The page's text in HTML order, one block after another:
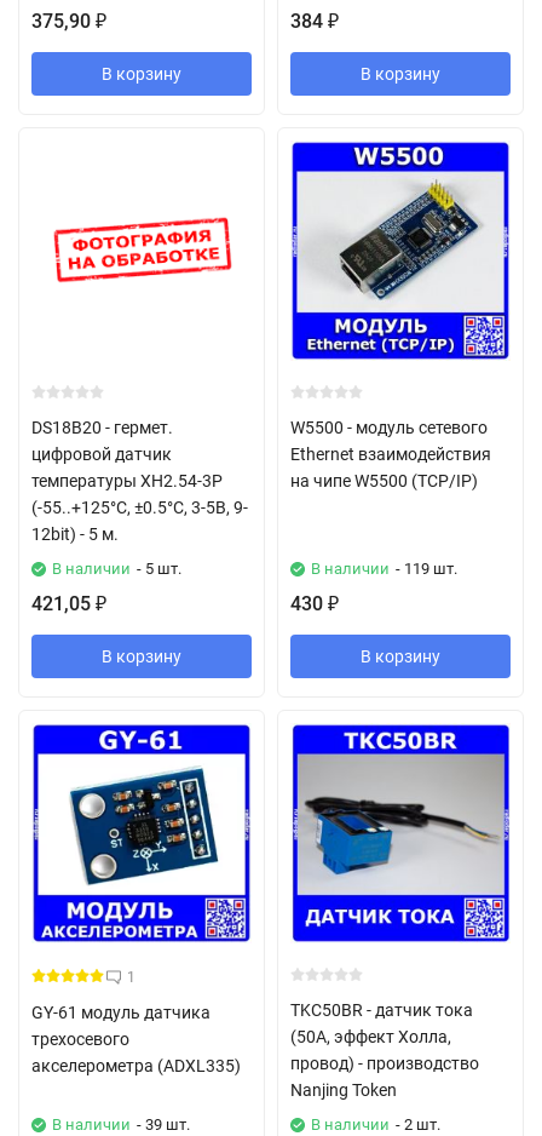
375,90 ₽
В корзину
384 ₽
В корзину
DS18B20 - гермет.
цифровой датчик
температуры XH2.54-3P
(-55..+125°C, ±0.5°C, 3-5В, 9-
12bit) - 5 м.
В наличии - 5 шт.
421,05 ₽
В корзину
W5500 - модуль сетевого
Ethernet взаимодействия
на чипе W5500 (TCP/IP)
В наличии - 119 шт.
430 ₽
В корзину
1
GY-61 модуль датчика
трехосевого
акселерометра (ADXL335)
В наличии - 39 шт.
TKC50BR - датчик тока
(50А, эффект Холла,
провод) - производство
Nanjing Token
В наличии - 2 шт.